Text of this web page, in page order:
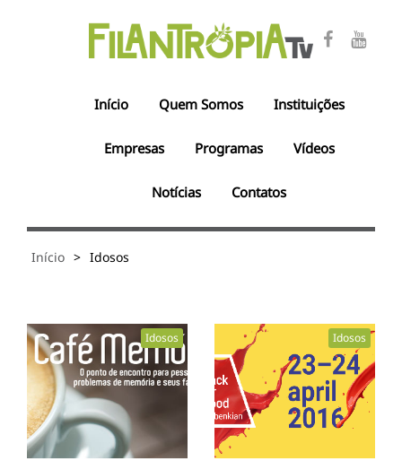
Início Quem Somos Instituições
Empresas Programas Vídeos
Notícias Contatos
Início > Idosos
Idosos Idosos